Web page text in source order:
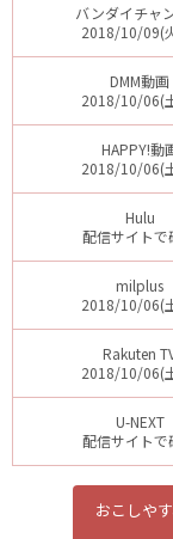
バンダイチャ
2018/10/09(
DMM動画
2018/10/06(
HAPPY!動
2018/10/06(
Hulu
配信サイトで
milplus
2018/10/06(
Rakuten
2018/10/06(
U-NEXT
配信サイトで
おこしや